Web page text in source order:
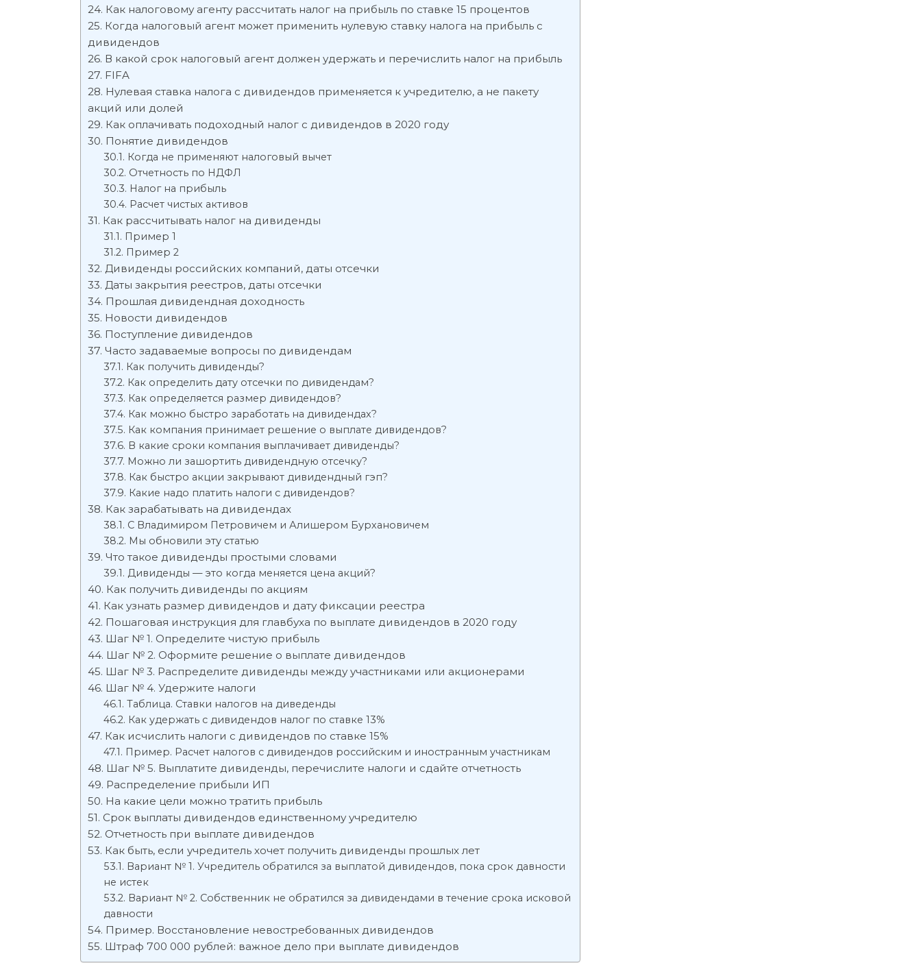
Как налоговому агенту рассчитать налог на прибыль по ставке 15 процентов
Когда налоговый агент может применить нулевую ставку налога на прибыль с
дивидендов
В какой срок налоговый агент должен удержать и перечислить налог на прибыль
FIFA
Нулевая ставка налога с дивидендов применяется к учредителю, а не пакету
акций или долей
Как оплачивать подоходный налог с дивидендов в 2020 году
Понятие дивидендов
Когда не применяют налоговый вычет
Отчетность по НДФЛ
Налог на прибыль
Расчет чистых активов
Как рассчитывать налог на дивиденды
Пример 1
Пример 2
Дивиденды российских компаний, даты отсечки
Даты закрытия реестров, даты отсечки
Прошлая дивидендная доходность
Новости дивидендов
Поступление дивидендов
Часто задаваемые вопросы по дивидендам
Как получить дивиденды?
Как определить дату отсечки по дивидендам?
Как определяется размер дивидендов?
Как можно быстро заработать на дивидендах?
Как компания принимает решение о выплате дивидендов?
В какие сроки компания выплачивает дивиденды?
Можно ли зашортить дивидендную отсечку?
Как быстро акции закрывают дивидендный гэп?
Какие надо платить налоги с дивидендов?
Как зарабатывать на дивидендах
С Владимиром Петровичем и Алишером Бурхановичем
Мы обновили эту статью
Что такое дивиденды простыми словами
Дивиденды — это когда меняется цена акций?
Как получить дивиденды по акциям
Как узнать размер дивидендов и дату фиксации реестра
Пошаговая инструкция для главбуха по выплате дивидендов в 2020 году
Шаг № 1. Определите чистую прибыль
Шаг № 2. Оформите решение о выплате дивидендов
Шаг № 3. Распределите дивиденды между участниками или акционерами
Шаг № 4. Удержите налоги
Таблица. Ставки налогов на диведенды
Как удержать с дивидендов налог по ставке 13%
Как исчислить налоги с дивидендов по ставке 15%
Пример. Расчет налогов с дивидендов российским и иностранным участникам
Шаг № 5. Выплатите дивиденды, перечислите налоги и сдайте отчетность
Распределение прибыли ИП
На какие цели можно тратить прибыль
Срок выплаты дивидендов единственному учредителю
Отчетность при выплате дивидендов
Как быть, если учредитель хочет получить дивиденды прошлых лет
Вариант № 1. Учредитель обратился за выплатой дивидендов, пока срок давности
не истек
Вариант № 2. Собственник не обратился за дивидендами в течение срока исковой
давности
Пример. Восстановление невостребованных дивидендов
Штраф 700 000 рублей: важное дело при выплате дивидендов